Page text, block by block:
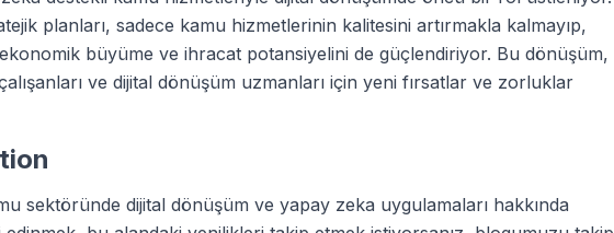
planları, sadece kamu hizmetlerinin kalitesini artırmakla kalmayıp,
büyüme ve ihracat potansiyelini de güçlendiriyor. Bu dönüşüm,
ve dijital dönüşüm uzmanları için yeni fırsatlar ve zorluklar
sektöründe dijital dönüşüm ve yapay zeka uygulamaları hakkında